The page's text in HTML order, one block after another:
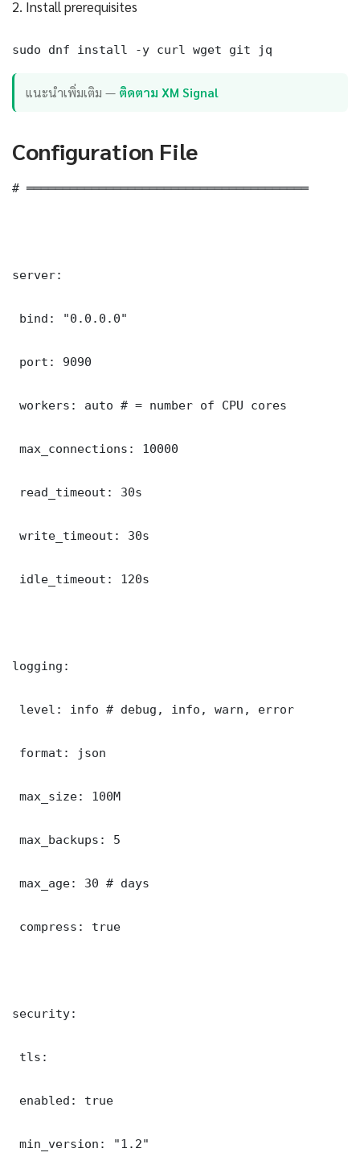
2. Install prerequisites
sudo dnf install -y curl wget git jq
แนะนำเพิ่มเติม — ติดตาม XM Signal
Configuration File
# ═══════════════════════════════════════
server:
bind: "0.0.0.0"
port: 9090
workers: auto # = number of CPU cores
max_connections: 10000
read_timeout: 30s
write_timeout: 30s
idle_timeout: 120s
logging:
level: info # debug, info, warn, error
format: json
max_size: 100M
max_backups: 5
max_age: 30 # days
compress: true
security:
tls:
enabled: true
min_version: "1.2"